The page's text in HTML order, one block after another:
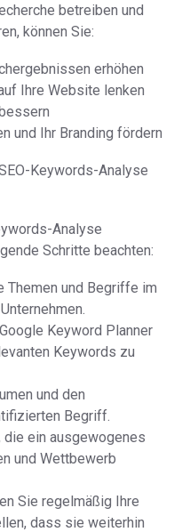
betreiben und
können Sie:
erhöhen
Ihre Website lenken
und Ihr Branding fördern
Keywords-Analyse
Analyse
Schritte beachten:
Themen und Begriffe im
Keyword Planner
Keywords zu
und den
Begriff.
die ein ausgewogenes
und Wettbewerb
Sie regelmäßig Ihre
dass sie weiterhin